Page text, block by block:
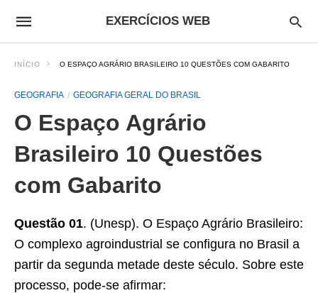
EXERCÍCIOS WEB
INÍCIO O ESPAÇO AGRÁRIO BRASILEIRO 10 QUESTÕES COM GABARITO
GEOGRAFIA GEOGRAFIA GERAL DO BRASIL
O Espaço Agrário
Brasileiro 10 Questões
com Gabarito
Questão 01. (Unesp). O Espaço Agrário Brasileiro:
O complexo agroindustrial se configura no Brasil a
partir da segunda metade deste século. Sobre este
processo, pode-se afirmar: